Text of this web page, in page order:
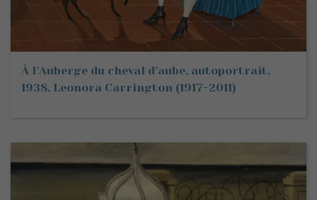
À l’Auberge du cheval d’aube, autoportrait,
1938, Leonora Carrington (1917-2011)